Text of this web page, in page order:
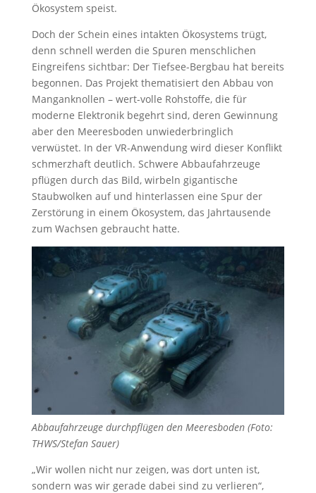
Ökosystem speist.
Doch der Schein eines intakten Ökosystems trügt,
denn schnell werden die Spuren menschlichen
Eingreifens sichtbar: Der Tiefsee-Bergbau hat bereits
begonnen. Das Projekt thematisiert den Abbau von
Manganknollen – wert-volle Rohstoffe, die für
moderne Elektronik begehrt sind, deren Gewinnung
aber den Meeresboden unwiederbringlich
verwüstet. In der VR-Anwendung wird dieser Konflikt
schmerzhaft deutlich. Schwere Abbaufahrzeuge
pflügen durch das Bild, wirbeln gigantische
Staubwolken auf und hinterlassen eine Spur der
Zerstörung in einem Ökosystem, das Jahrtausende
zum Wachsen gebraucht hatte.
Abbaufahrzeuge durchpflügen den Meeresboden (Foto:
THWS/Stefan Sauer)
„Wir wollen nicht nur zeigen, was dort unten ist,
sondern was wir gerade dabei sind zu verlieren“,